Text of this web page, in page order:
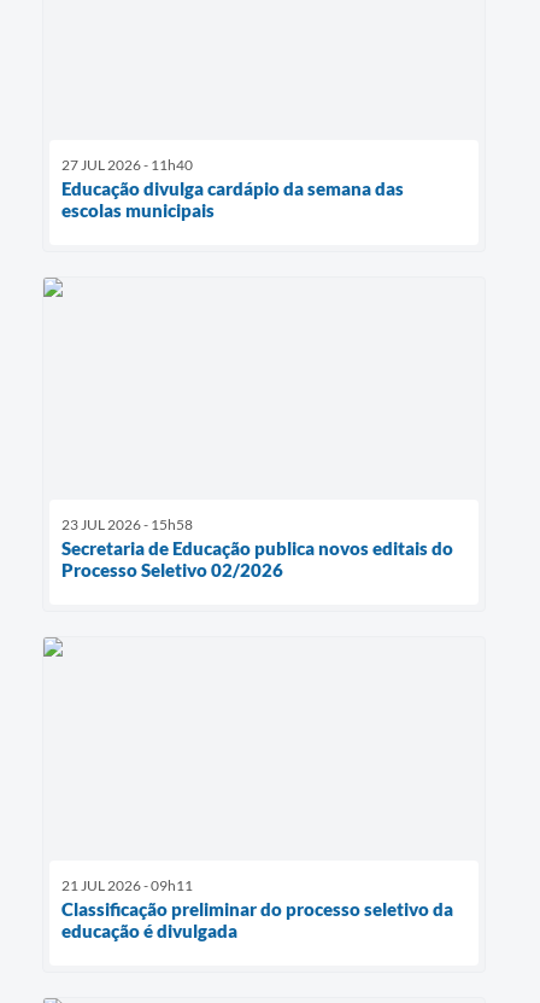
27 JUL 2026 - 11h40
Educação divulga cardápio da semana das
escolas municipais
23 JUL 2026 - 15h58
Secretaria de Educação publica novos editais do
Processo Seletivo 02/2026
21 JUL 2026 - 09h11
Classificação preliminar do processo seletivo da
educação é divulgada